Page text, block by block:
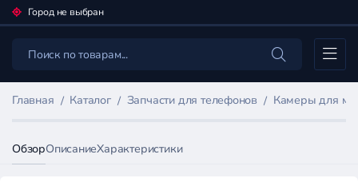
Город не выбран
Каталог
Главная Каталог Запчасти для телефонов Камеры для
ОбзорОписаниеХарактеристики